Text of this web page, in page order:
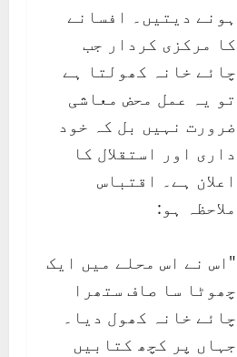
ہونے دیتیں۔ افسانے
کا مرکزی کردار جب
چائے خانہ کھولتا ہے
تو یہ عمل محض معاشی
ضرورت نہیں بل کہ خود
داری اور استقلال کا
اعلان ہے۔ اقتباس
ملاحظہ ہو:
"اس نے اس محلے میں ایک
چھوٹا سا صاف ستھرا
چائے خانہ کھول دیا۔
جہاں پر کچھ کتابیں